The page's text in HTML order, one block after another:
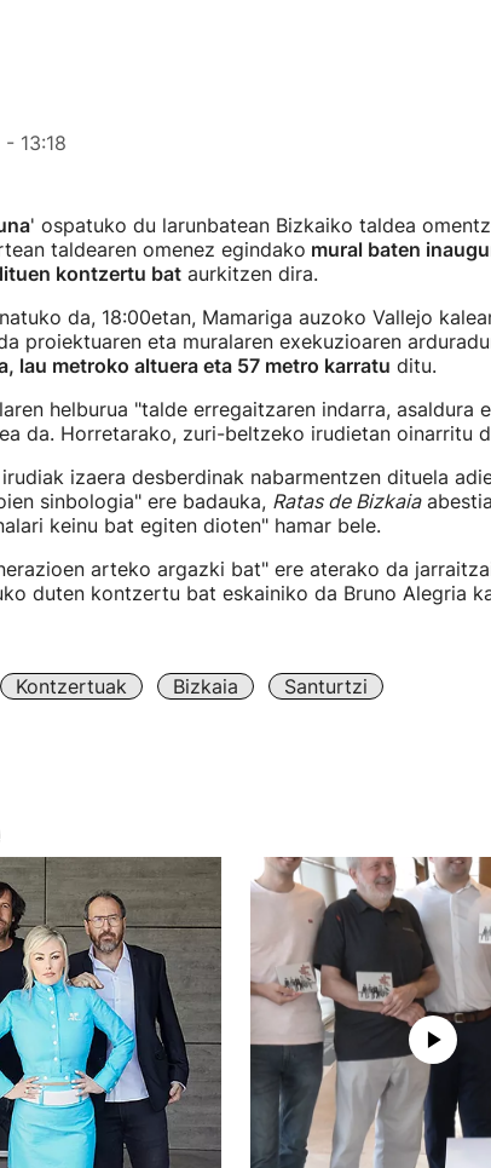
13:18
' ospatuko du larunbatean Bizkaiko taldea
taldearen omenez egindako mural baten
kontzertu bataurkitzen dira.
da, 18:00etan, Mamariga auzoko Vallejo
proiektuaren eta muralaren exekuzioaren
lau metroko altuera eta 57 metro karratu ditu.
helburua "talde erregaitzaren indarra, asaldura
da. Horretarako, zuri-beltzeko irudietan oinarritu
izaera desberdinak nabarmentzen dituela
sinbologia" ere badauka, Ratas de Bizkaia
keinu bat egiten dioten" hamar bele.
arteko argazki bat" ere aterako da
duten kontzertu bat eskainiko da Bruno Alegria
Kontzertuak Bizkaia
Santurtzi